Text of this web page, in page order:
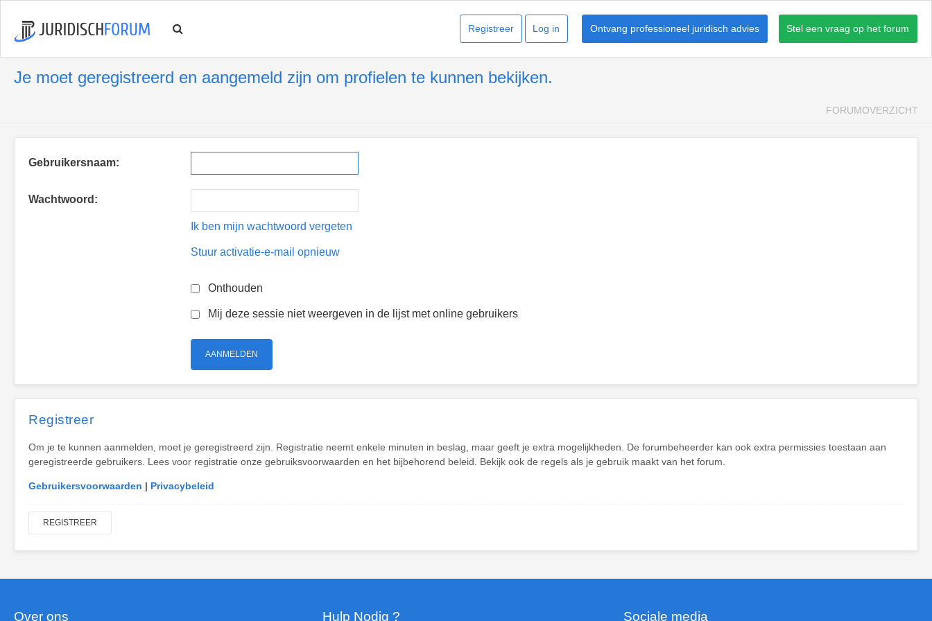
Stel een vraag op het forum
Ontvang professioneel juridisch advies
Log in
Registreer
Je moet geregistreerd en aangemeld zijn om profielen te kunnen bekijken.
FORUMOVERZICHT
Gebruikersnaam:
Wachtwoord:
Ik ben mijn wachtwoord vergeten
Stuur activatie-e-mail opnieuw
Onthouden
Mij deze sessie niet weergeven in de lijst met online gebruikers
Registreer
Om je te kunnen aanmelden, moet je geregistreerd zijn. Registratie neemt enkele minuten in beslag, maar geeft je extra mogelijkheden. De forumbeheerder kan ook extra permissies toestaan aan
geregistreerde gebruikers. Lees voor registratie onze gebruiksvoorwaarden en het bijbehorend beleid. Bekijk ook de regels als je gebruik maakt van het forum.
Gebruikersvoorwaarden | Privacybeleid
REGISTREER
Over ons Hulp Nodig ? Sociale media